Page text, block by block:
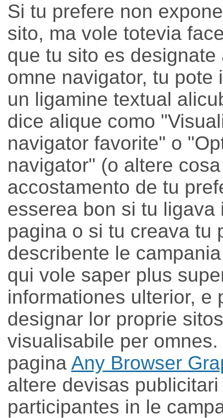
Si tu prefere non
sito, ma vole totevia
que tu sito es
omne navigator, tu pote
un ligamine textual
dice alique como
navigator favorite" o
navigator" (o altere
accostamento de tu
esserea bon si tu ligava
pagina o si tu creava tu
describente le
qui vole saper plus
informationes ulterior, e
designar lor proprie
visualisabile per
pagina Any Browser
altere devisas
participantes in le